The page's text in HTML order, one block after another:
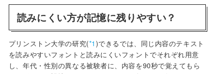
読みにくい方が記憶に残りやすい？
プリンストン大学の研究(*1 )できるでは、同じ内容のテキスト
を読みやすいフォントと読みにくいフォントでそれぞれ用意
し、年代・性別の異なる被験者に、内容を90秒で覚えてもら